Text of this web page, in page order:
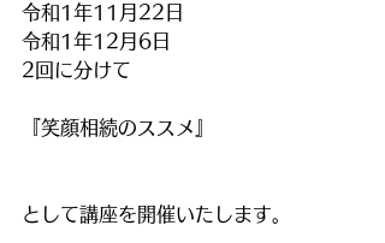
令和1年11月22日
令和1年12月6日
2回に分けて
『笑顔相続のススメ』
として講座を開催いたします。